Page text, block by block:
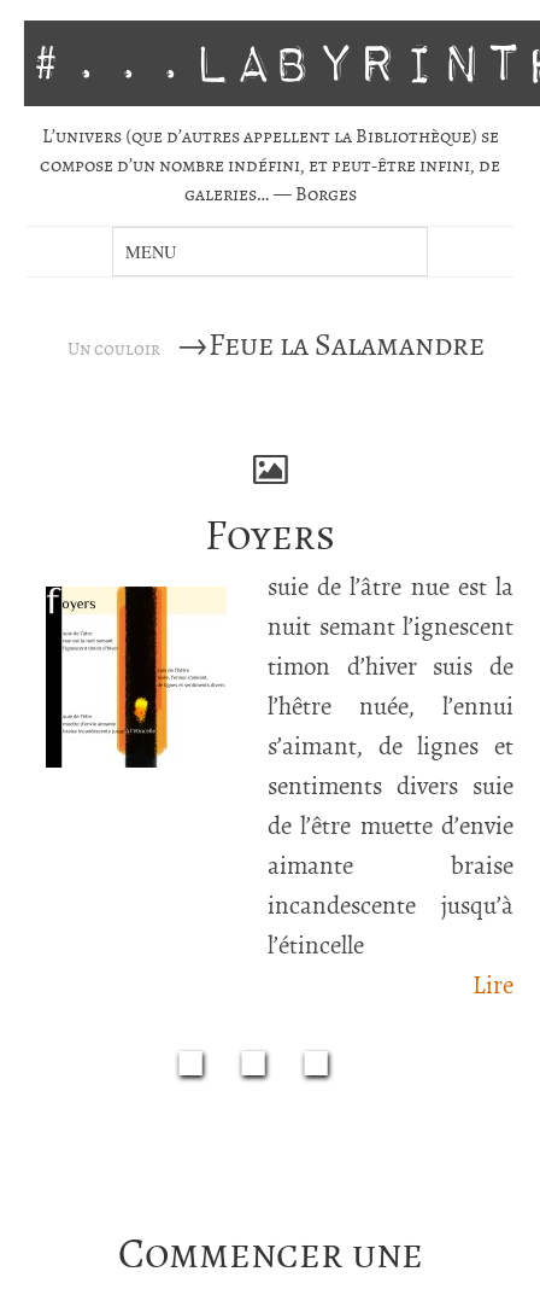
L’univers (que d’autres appellent la Biblio­thèque) se
com­pose d’un nombre indé­fini, et peut-être infini, de
gale­ries… — Borges
Un couloir →Feue la Salamandre
Foyers
suie de l’âtre nue est la
nuit semant l’ignescent
timon d’hiver suis de
l’hêtre nuée, l’ennui
s’aimant, de lignes et
sentiments divers suie
de l’être muette d’envie
aimante braise
incandescente jusqu’à
l’étincelle
Lire
■■■
Commencer une